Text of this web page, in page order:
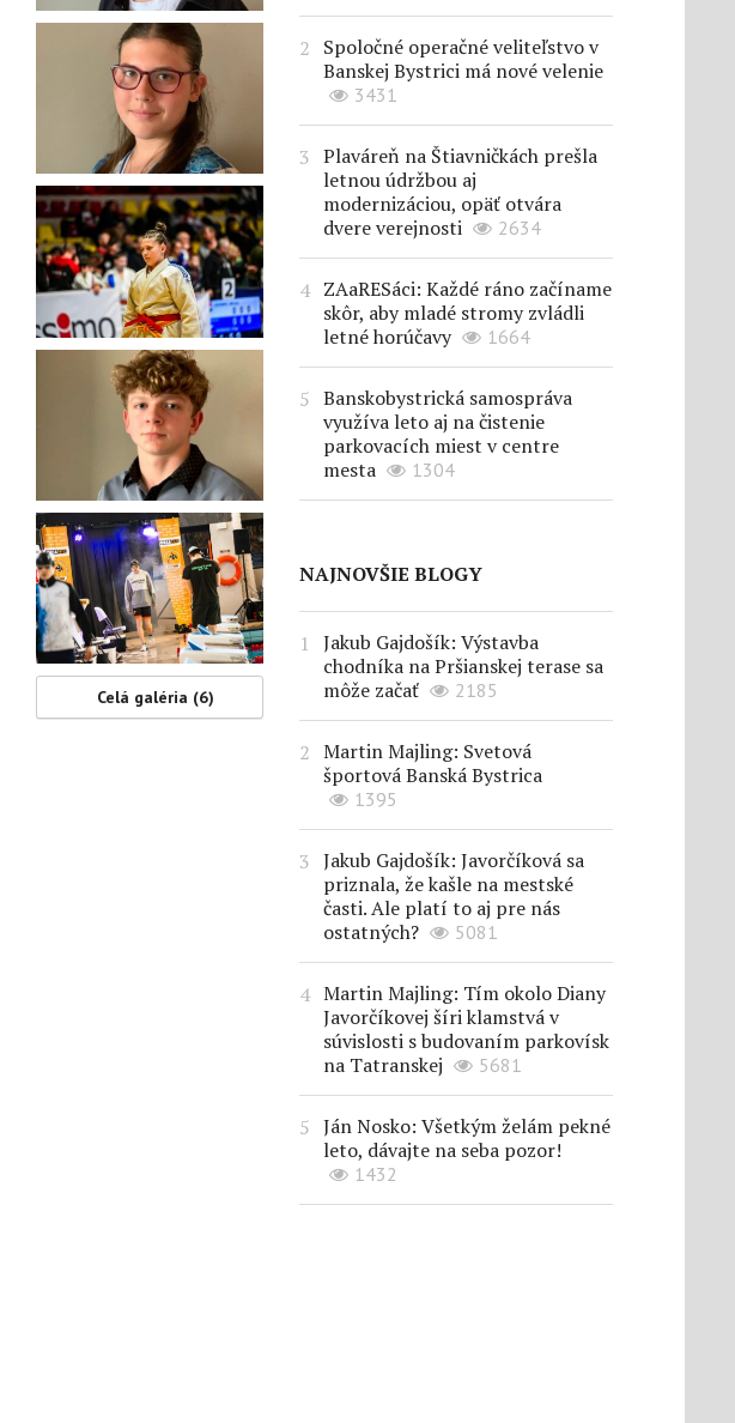
Celá galéria (6)
Spoločné operačné veliteľstvo v
Banskej Bystrici má nové velenie
3431
Plaváreň na Štiavničkách prešla
letnou údržbou aj
modernizáciou, opäť otvára
dvere verejnosti
2634
ZAaRESáci: Každé ráno začíname
skôr, aby mladé stromy zvládli
letné horúčavy
1664
Banskobystrická samospráva
využíva leto aj na čistenie
parkovacích miest v centre
mesta
1304
NAJNOVŠIE BLOGY
Jakub Gajdošík: Výstavba
chodníka na Pršianskej terase sa
môže začať
2185
Martin Majling: Svetová
športová Banská Bystrica
1395
Jakub Gajdošík: Javorčíková sa
priznala, že kašle na mestské
časti. Ale platí to aj pre nás
ostatných?
5081
Martin Majling: Tím okolo Diany
Javorčíkovej šíri klamstvá v
súvislosti s budovaním parkovísk
na Tatranskej
5681
Ján Nosko: Všetkým želám pekné
leto, dávajte na seba pozor!
1432